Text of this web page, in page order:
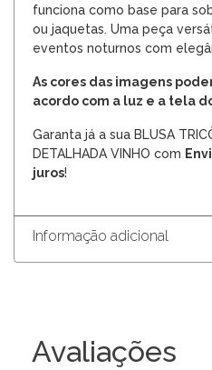
funciona como base para
ou jaquetas. Uma peça
eventos noturnos com
As cores das imagens
acordo com a luz e a tela
Garanta já a sua BLUSA
DETALHADA VINHO com
juros!
Informação adicional
Avaliações